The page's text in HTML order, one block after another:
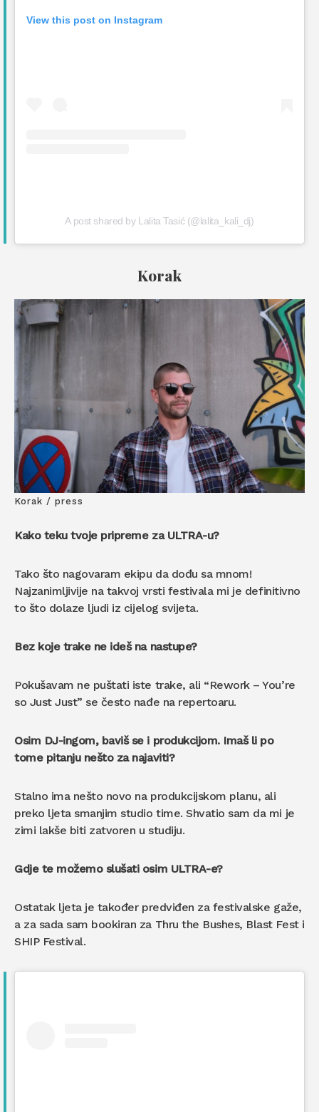
View this post on Instagram
A post shared by Lalita Tasić (@lalita_kali_dj)
Korak
Korak / press
Kako teku tvoje pripreme za ULTRA-u?
Tako što nagovaram ekipu da dođu sa mnom!
Najzanimljivije na takvoj vrsti festivala mi je definitivno
to što dolaze ljudi iz cijelog svijeta.
Bez koje trake ne ideš na nastupe?
Pokušavam ne puštati iste trake, ali “Rework – You’re
so Just Just” se često nađe na repertoaru.
Osim DJ-ingom, baviš se i produkcijom. Imaš li po
tome pitanju nešto za najaviti?
Stalno ima nešto novo na produkcijskom planu, ali
preko ljeta smanjim studio time. Shvatio sam da mi je
zimi lakše biti zatvoren u studiju.
Gdje te možemo slušati osim ULTRA-e?
Ostatak ljeta je također predviđen za festivalske gaže,
a za sada sam bookiran za Thru the Bushes, Blast Fest i
SHIP Festival.